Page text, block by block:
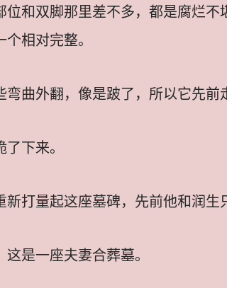
位和双脚那里差不多，都是腐烂
个相对完整。
弯曲外翻，像是跛了，所以它先前
下来。
新打量起这座墓碑，先前他和润生
这是一座夫妻合葬墓。